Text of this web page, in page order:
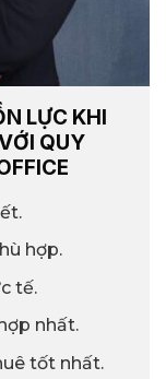
LỰC KHI
QUY
hợp.
tế.
nhất.
tốt nhất.